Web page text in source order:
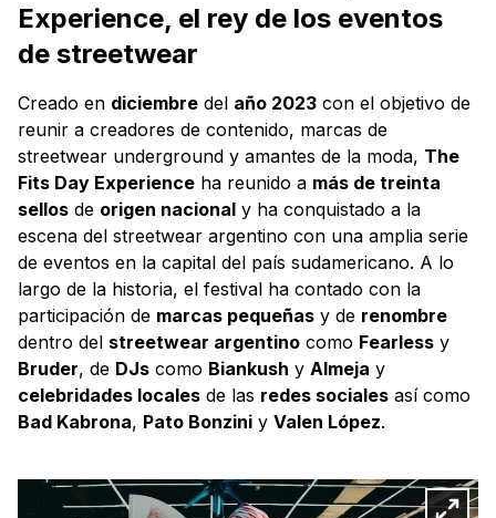
Experience, el rey de los eventos
de streetwear
Creado en diciembre del año 2023 con el objetivo de
reunir a creadores de contenido, marcas de
streetwear underground y amantes de la moda, The
Fits Day Experience ha reunido a más de treinta
sellos de origen nacional y ha conquistado a la
escena del streetwear argentino con una amplia serie
de eventos en la capital del país sudamericano. A lo
largo de la historia, el festival ha contado con la
participación de marcas pequeñas y de renombre
dentro del streetwear argentino como Fearless y
Bruder, de DJs como Biankush y Almeja y
celebridades locales de las redes sociales así como
Bad Kabrona, Pato Bonzini y Valen López.